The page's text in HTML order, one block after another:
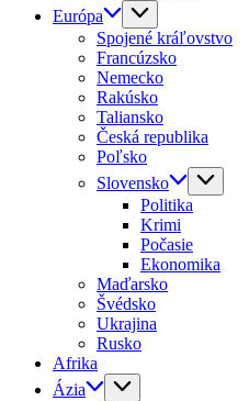
Európa
Spojené kráľovstvo
Francúzsko
Nemecko
Rakúsko
Taliansko
Česká republika
Poľsko
Slovensko
Politika
Krimi
Počasie
Ekonomika
Maďarsko
Švédsko
Ukrajina
Rusko
Afrika
Ázia